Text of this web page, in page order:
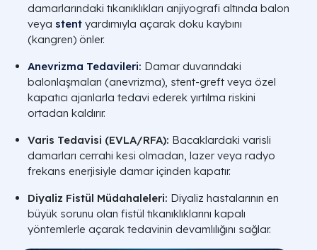
damarlarındaki tıkanıklıkları anjiyografi altında balon
veya stent yardımıyla açarak doku kaybını
(kangren) önler.
Anevrizma Tedavileri: Damar duvarındaki
balonlaşmaları (anevrizma), stent-greft veya özel
kapatıcı ajanlarla tedavi ederek yırtılma riskini
ortadan kaldırır.
Varis Tedavisi (EVLA/RFA): Bacaklardaki varisli
damarları cerrahi kesi olmadan, lazer veya radyo
frekans enerjisiyle damar içinden kapatır.
Diyaliz Fistül Müdahaleleri: Diyaliz hastalarının en
büyük sorunu olan fistül tıkanıklıklarını kapalı
yöntemlerle açarak tedavinin devamlılığını sağlar.